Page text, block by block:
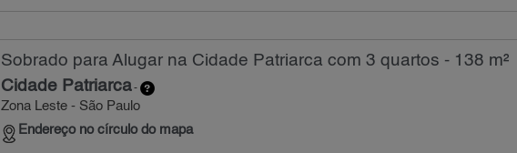
Sobrado para Alugar na Cidade Patriarca com 3 quartos - 138 m²
Cidade Patriarca-
Zona Leste - São Paulo
Endereço no círculo do mapa